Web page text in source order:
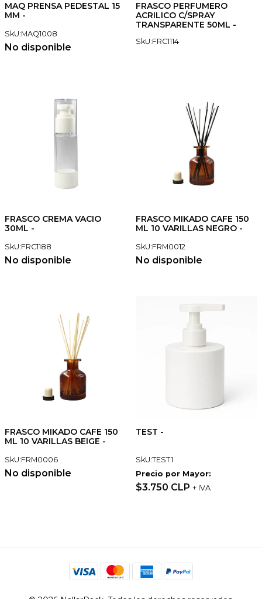
MAQ PRENSA PEDESTAL 15
MM -
SkU:MAQ1008
No disponible
FRASCO PERFUMERO
ACRILICO C/SPRAY
TRANSPARENTE 50ML -
SkU:FRC1114
FRASCO CREMA VACIO
30ML -
SkU:FRC1188
No disponible
FRASCO MIKADO CAFE 150
ML 10 VARILLAS NEGRO -
SkU:FRM0012
No disponible
FRASCO MIKADO CAFE 150
ML 10 VARILLAS BEIGE -
SkU:FRM0006
No disponible
TEST -
SkU:TEST1
Precio por Mayor:
$3.750 CLP + IVA